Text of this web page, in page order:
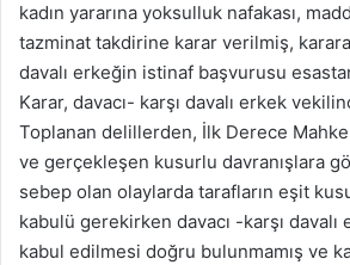
kadın yararına yoksulluk nafakası,
tazminat takdirine karar verilmiş, karara
davalı erkeğin istinaf başvurusu
Karar, davacı- karşı davalı erkek
Toplanan delillerden, İlk Derece
ve gerçekleşen kusurlu davranışlara
sebep olan olaylarda tarafların eşit
kabulü gerekirken davacı -karşı davalı
kabul edilmesi doğru bulunmamış ve